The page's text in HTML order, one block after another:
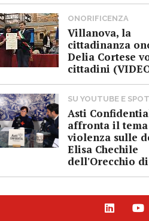
ONORIFICENZA
Villanova, la
cittadinanza
Delia Cortese
cittadini
SU YOUTUBE E
Asti
affronta il
violenza sulle
Elisa Chechile
dell'Orecchio